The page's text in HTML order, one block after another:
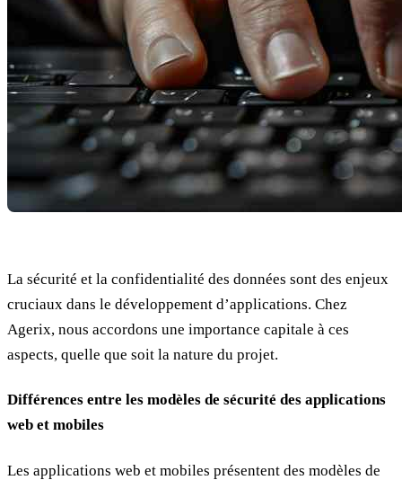
La sécurité et la confidentialité des données sont des enjeux
cruciaux dans le développement d’applications. Chez
Agerix, nous accordons une importance capitale à ces
aspects, quelle que soit la nature du projet.
Différences entre les modèles de sécurité des applications
web et mobiles
Les applications web et mobiles présentent des modèles de